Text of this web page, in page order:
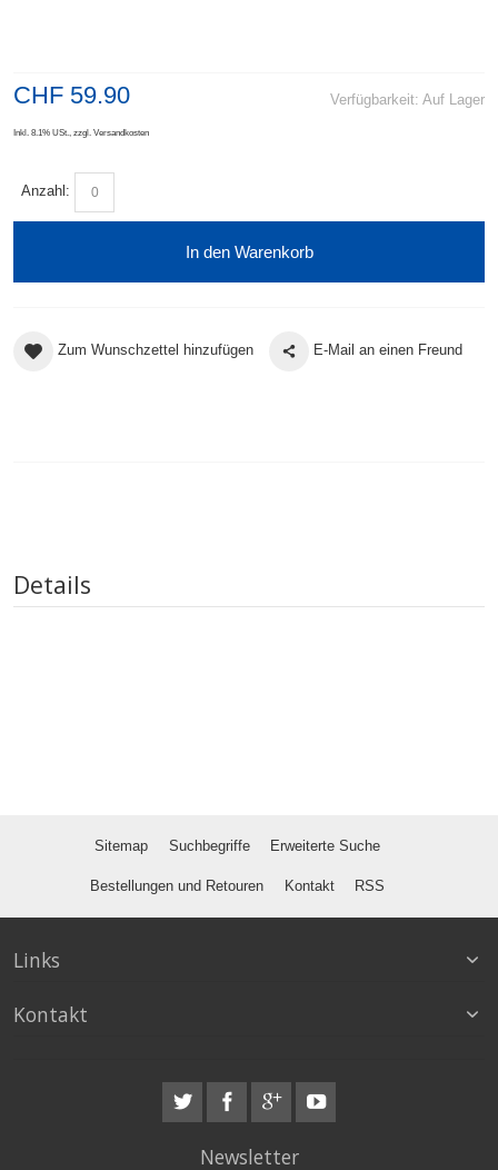
Verfügbarkeit: Auf Lager
CHF 59.90
Inkl. 8.1% USt., zzgl. Versandkosten
Anzahl:
In den Warenkorb
Zum Wunschzettel hinzufügen E-Mail an einen Freund
Details
Sitemap Suchbegriffe Erweiterte Suche
Bestellungen und Retouren Kontakt RSS
Links
Kontakt
Newsletter